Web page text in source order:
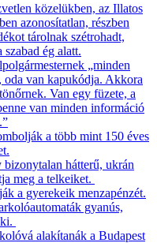
közelükben, az Illatos
azonosítatlan, részben
tárolnak szétrohadt,
ég alatt.
„minden
oda van kapukódja. Akkora
Van egy füzete, a
van minden információ
a több mint 150 éves
hátterű, ukrán
meg a telkeiket.
a gyerekeik menzapénzét.
gyanús,
alakítanák a Budapest